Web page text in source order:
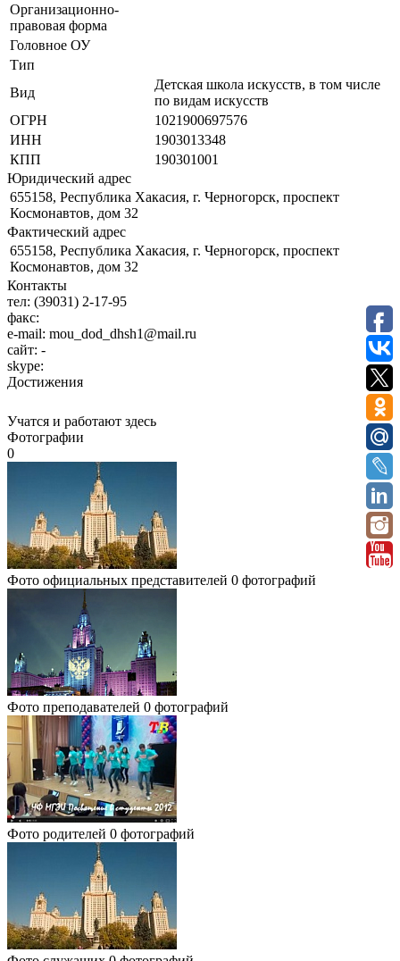
Организационно-
правовая форма
Головное ОУ
Тип
Вид
Детская школа искусств, в том числе
по видам искусств
ОГРН
1021900697576
ИНН
1903013348
КПП
190301001
Юридический адрес
655158, Республика Хакасия, г. Черногорск, проспект
Космонавтов, дом 32
Фактический адрес
655158, Республика Хакасия, г. Черногорск, проспект
Космонавтов, дом 32
Контакты
тел: (39031) 2-17-95
факс:
e-mail: mou_dod_dhsh1@mail.ru
сайт: -
skype:
Достижения
Учатся и работают здесь
Фотографии
0
Фото официальных представителей 0 фотографий
Фото преподавателей 0 фотографий
Фото родителей 0 фотографий